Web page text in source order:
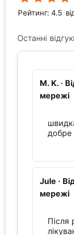
Рейтинг: 4.5
Останні
M. K. ·
мережі
добре
Jule ·
мережі
Після